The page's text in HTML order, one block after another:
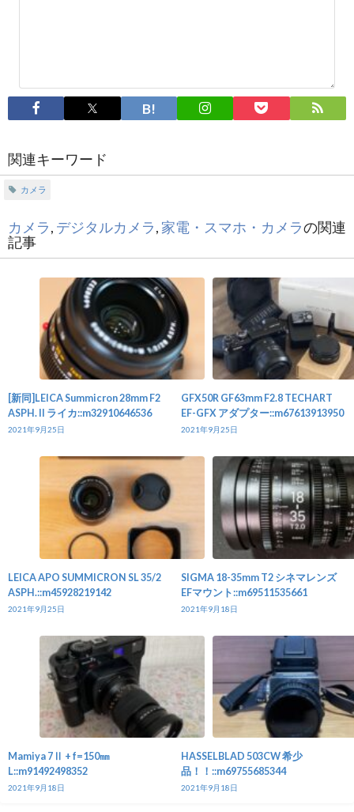
関連キーワード
カメラ
カメラ, デジタルカメラ, 家電・スマホ・カメラの関連
記事
[新同]LEICA Summicron 28mm F2
ASPH. II ライカ::m32910646536
2021年9月25日
GFX50R GF63mm F2.8 TECHART
EF-GFX アダプター::m67613913950
2021年9月25日
LEICA APO SUMMICRON SL 35/2
ASPH.::m45928219142
2021年9月25日
SIGMA 18-35mm T2 シネマレンズ
EFマウント::m69511535661
2021年9月18日
Mamiya 7Ⅱ + f=150㎜
L::m91492498352
2021年9月18日
HASSELBLAD 503CW 希少
品！！::m69755685344
2021年9月18日